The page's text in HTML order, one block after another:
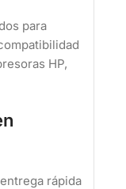
para
HP,
rápida